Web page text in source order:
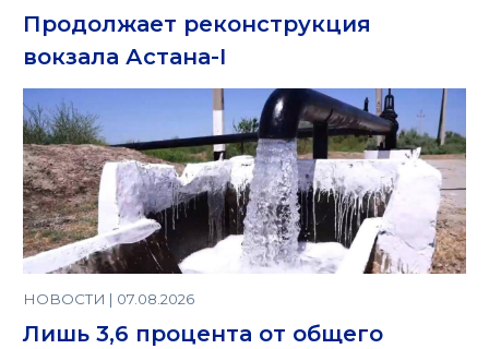
Продолжает реконструкция
вокзала Астана-I
НОВОСТИ | 07.08.2026
Лишь 3,6 процента от общего